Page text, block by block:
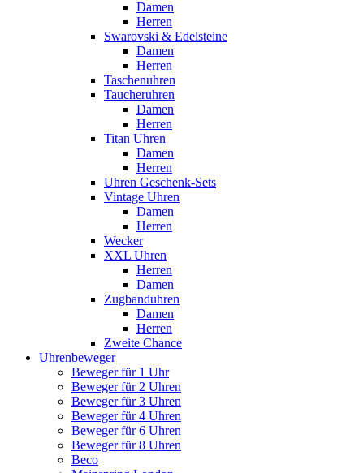
Damen
Herren
Swarovski & Edelsteine
Damen
Herren
Taschenuhren
Taucheruhren
Damen
Herren
Titan Uhren
Damen
Herren
Uhren Geschenk-Sets
Vintage Uhren
Damen
Herren
Wecker
XXL Uhren
Herren
Damen
Zugbanduhren
Damen
Herren
Zweite Chance
Uhrenbeweger
Beweger für 1 Uhr
Beweger für 2 Uhren
Beweger für 3 Uhren
Beweger für 4 Uhren
Beweger für 6 Uhren
Beweger für 8 Uhren
Beco